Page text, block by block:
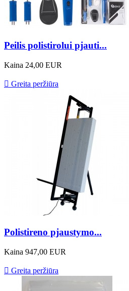
Peilis polistirolui pjauti...
Kaina 24,00 EUR
 Greita peržiūra
Polistireno pjaustymo...
Kaina 947,00 EUR
 Greita peržiūra